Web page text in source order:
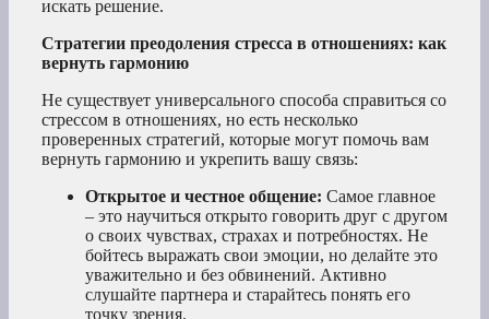
искать решение.
Стратегии преодоления стресса в отношениях: как
вернуть гармонию
Не существует универсального способа справиться со
стрессом в отношениях, но есть несколько
проверенных стратегий, которые могут помочь вам
вернуть гармонию и укрепить вашу связь:
Открытое и честное общение: Самое главное
– это научиться открыто говорить друг с другом
о своих чувствах, страхах и потребностях. Не
бойтесь выражать свои эмоции, но делайте это
уважительно и без обвинений. Активно
слушайте партнера и старайтесь понять его
точку зрения.